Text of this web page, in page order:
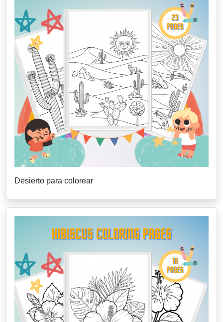
Desierto para colorear